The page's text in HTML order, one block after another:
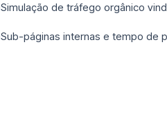
Simulação de tráfego orgânico
Sub-páginas internas e tempo de